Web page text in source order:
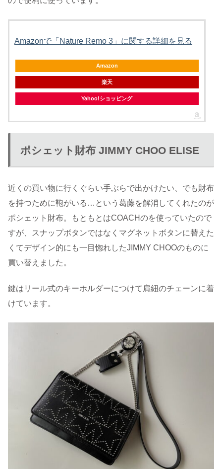
Amazonで「Nature Remo 3」に関する詳細を見る
Amazon
楽天
Yahoo!ショッピング
ポシェット財布 JIMMY CHOO ELISE
近くの買い物に行くぐらい手ぶらで出かけたい、でも財布
を持つために鞄がいる…という葛藤を解消してくれたのが
ポシェット財布。もともとはCOACHのを使っていたので
すが、スナップボタンではなくマグネットボタンに替えた
くてデザイン的にも一目惚れしたJIMMY CHOOのものに
買い替えました。
鍵はリール式のキーホルダーにつけて肩紐のチェーンに着
けています。